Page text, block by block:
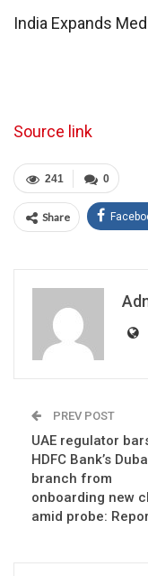
India Expands
Source link
0
241
Share
PREV POST
UAE regulator
HDFC Bank’s
branch from
onboarding new
amid probe: